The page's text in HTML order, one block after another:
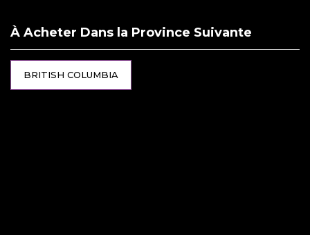
À Acheter Dans la Province Suivante
BRITISH COLUMBIA